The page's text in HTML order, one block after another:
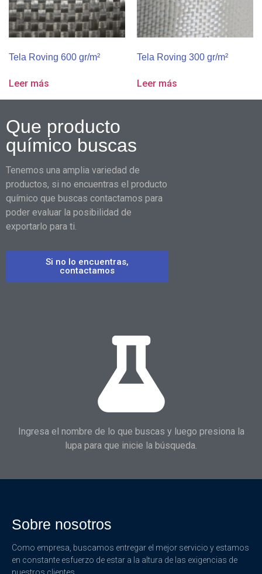
Tela Roving 600 gr/m²
Leer más
Tela Roving 300 gr/m²
Leer más
Que producto
químico buscas
Tenemos una amplia variedad de
productos, si no encuentras el producto
químico que buscas contactamos para
poder evaluar la posibilidad de
exportarlo para ti.
Si no lo encuentras,
contactamos
Ingresa el nombre de lo que buscas y luego presiona la
lupa para que inicie la búsqueda.
Sobre nosotros
Como empresa, buscamos entregar el mejor servicio y estamos
en constante esfuerzo de estar a la altura de las exigencias de
nuestros clientes.